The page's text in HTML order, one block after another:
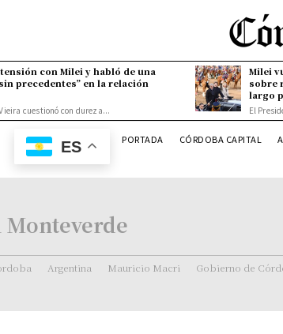
con Milei y habló de una
precedentes” en la relación
cuestionó con dureza...
Milei
sobre
largo
El
ES PORTADA CÓRDOBA CAPITAL
Monteverde
Argentina Mauricio Macri Gobierno de